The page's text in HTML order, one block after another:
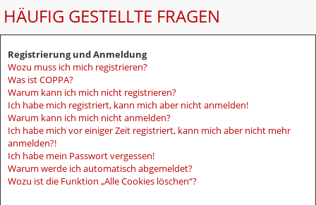
HÄUFIG GESTELLTE FRAGEN
Registrierung und Anmeldung
Wozu muss ich mich registrieren?
Was ist COPPA?
Warum kann ich mich nicht registrieren?
Ich habe mich registriert, kann mich aber nicht anmelden!
Warum kann ich mich nicht anmelden?
Ich habe mich vor einiger Zeit registriert, kann mich aber nicht mehr
anmelden?!
Ich habe mein Passwort vergessen!
Warum werde ich automatisch abgemeldet?
Wozu ist die Funktion „Alle Cookies löschen“?